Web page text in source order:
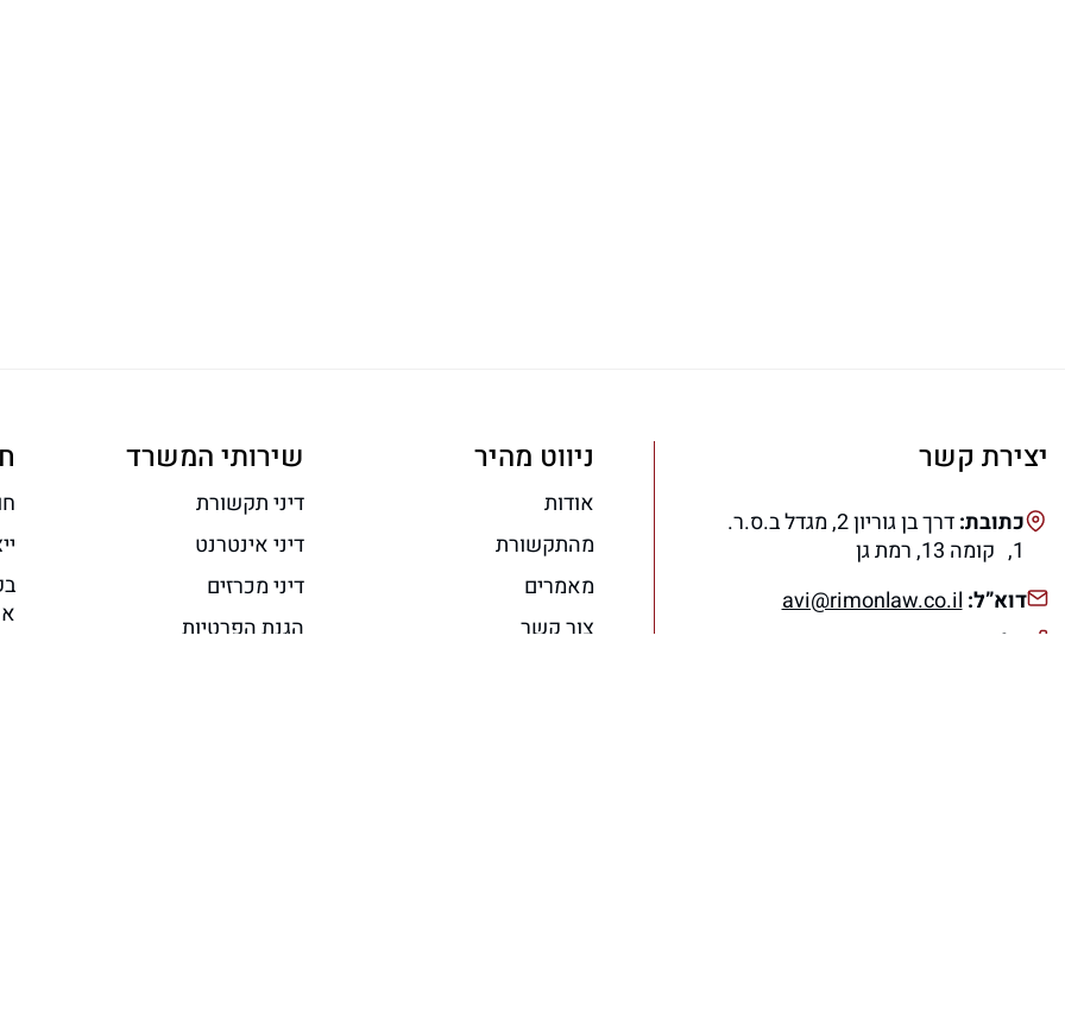
יצירת קשר
כתובת:
דרך בן גוריון 2, מגדל ב.ס.ר.
1, קומה 13, רמת גן
דוא”ל:avi@rimonlaw.co.il
טלפון:
ניווט מהיר
אודות
מהתקשורת
מאמרים
צור קשר
שירותי המשרד
דיני תקשורת
דיני אינטרנט
דיני מכרזים
הגנת הפרטיות